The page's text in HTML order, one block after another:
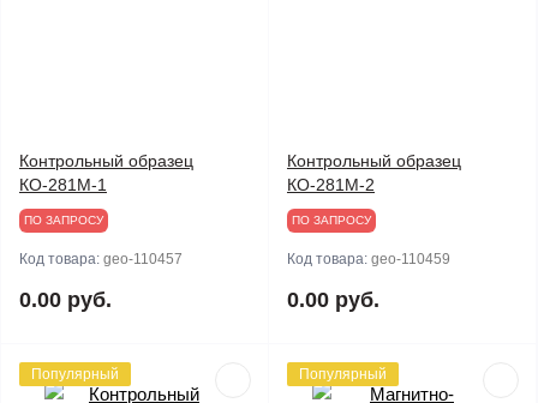
Контрольный образец
КО-281М-1
ПО ЗАПРОСУ
Код товара: geo-110457
0.00 руб.
Контрольный образец
КО-281М-2
ПО ЗАПРОСУ
Код товара: geo-110459
0.00 руб.
Популярный Популярный